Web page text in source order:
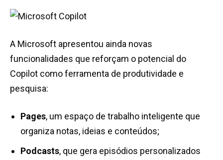
A Microsoft apresentou ainda novas
funcionalidades que reforçam o potencial do
Copilot como ferramenta de produtividade e
pesquisa:
Pages, um espaço de trabalho inteligente que
organiza notas, ideias e conteúdos;
Podcasts, que gera episódios personalizados